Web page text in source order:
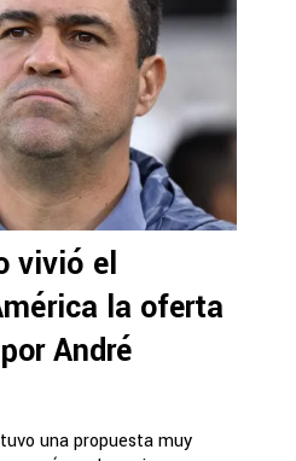
vivió el
la oferta
André
una propuesta muy